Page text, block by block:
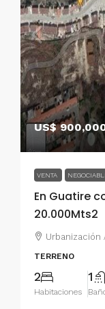
US$
VENTA
En Guatire
20.000Mts2
Urbanización
TERRENO
2
Habitaciones
1